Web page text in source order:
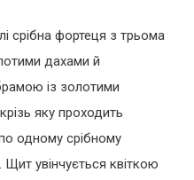
срібна фортеця з трьома
дахами й
із золотими
яку проходить
одному срібному
Щит увінчується квіткою